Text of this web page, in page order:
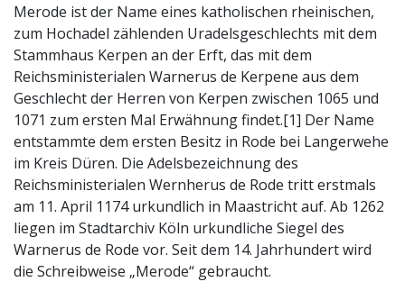
Merode ist der Name eines katholischen rheinischen,
zum Hochadel zählenden Uradelsgeschlechts mit dem
Stammhaus Kerpen an der Erft, das mit dem
Reichsministerialen Warnerus de Kerpene aus dem
Geschlecht der Herren von Kerpen zwischen 1065 und
1071 zum ersten Mal Erwähnung findet.[1] Der Name
entstammte dem ersten Besitz in Rode bei Langerwehe
im Kreis Düren. Die Adelsbezeichnung des
Reichsministerialen Wernherus de Rode tritt erstmals
am 11. April 1174 urkundlich in Maastricht auf. Ab 1262
liegen im Stadtarchiv Köln urkundliche Siegel des
Warnerus de Rode vor. Seit dem 14. Jahrhundert wird
die Schreibweise „Merode“ gebraucht.